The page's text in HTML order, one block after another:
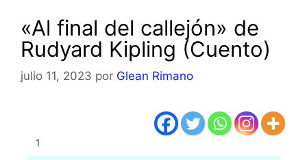
«Al final del callejón» de
Rudyard Kipling (Cuento)
julio 11, 2023 por Glean Rimano
1